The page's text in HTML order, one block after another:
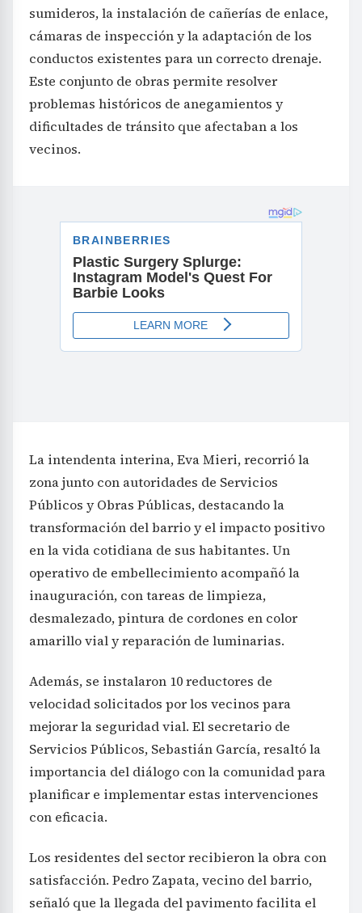
sumideros, la instalación de cañerías de enlace,
cámaras de inspección y la adaptación de los
conductos existentes para un correcto drenaje.
Este conjunto de obras permite resolver
problemas históricos de anegamientos y
dificultades de tránsito que afectaban a los
vecinos.
La intendenta interina, Eva Mieri, recorrió la
zona junto con autoridades de Servicios
Públicos y Obras Públicas, destacando la
transformación del barrio y el impacto positivo
en la vida cotidiana de sus habitantes. Un
operativo de embellecimiento acompañó la
inauguración, con tareas de limpieza,
desmalezado, pintura de cordones en color
amarillo vial y reparación de luminarias.
Además, se instalaron 10 reductores de
velocidad solicitados por los vecinos para
mejorar la seguridad vial. El secretario de
Servicios Públicos, Sebastián García, resaltó la
importancia del diálogo con la comunidad para
planificar e implementar estas intervenciones
con eficacia.
Los residentes del sector recibieron la obra con
satisfacción. Pedro Zapata, vecino del barrio,
señaló que la llegada del pavimento facilita el